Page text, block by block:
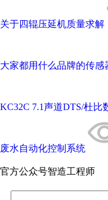
关于四辊压延机质量求解
大家都用什么品牌的传感
KC32C 7.1声道DTS/杜比
废水自动化控制系统
官方公众号智造工程师